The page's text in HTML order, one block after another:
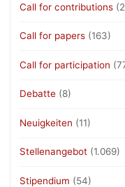
Call for contributions
Call for papers (163)
Call for participation
Debatte (8)
Neuigkeiten (11)
Stellenangebot (1.069)
Stipendium (54)